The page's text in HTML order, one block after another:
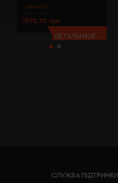
Harvest)
7978.70 грн
ДЕТАЛЬНІШЕ...
СЛУЖБА ПІДТРИМКИ